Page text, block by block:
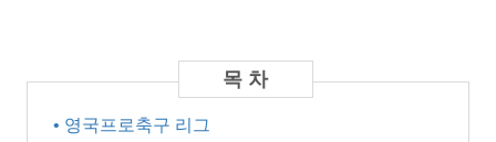
• 영국프로축구 리그